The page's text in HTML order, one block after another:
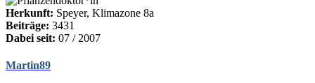
Herkunft: Speyer, Klimazone 8a
Beiträge: 3431
Dabei seit: 07 / 2007
Martin89